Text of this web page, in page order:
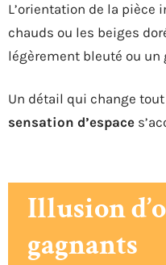
L’orientation de la pièce
chauds ou les beiges
légèrement bleuté ou
Un détail qui change
sensation d’espace
Illusion
gagnants